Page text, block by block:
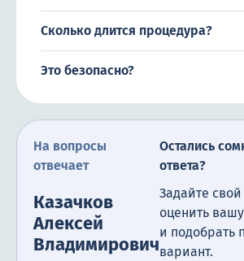
Сколько длится процедура?
Это безопасно?
На вопросы
отвечает
Казачков
Алексей
Владимирович
Остались
ответа?
Задайте
оценить
и подобрать
вариант.